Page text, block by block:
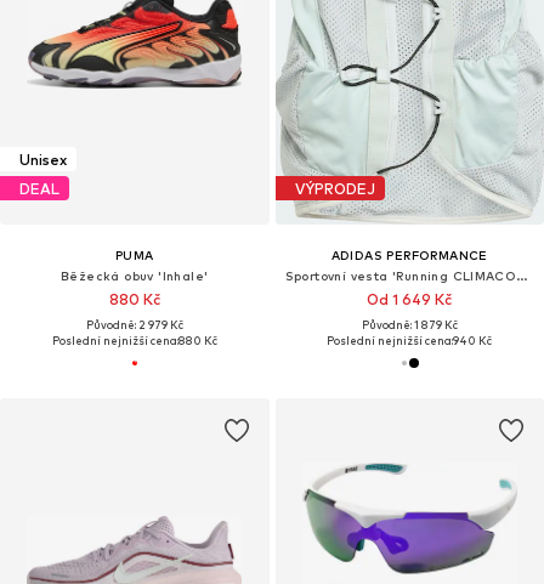
Unisex
DEAL
PUMA
Běžecká obuv 'Inhale'
880 Kč
Původně: 2 979 Kč
Poslední nejnižší cena:880 Kč
VÝPRODEJ
ADIDAS PERFORMANCE
Sportovní vesta 'Running CLIMACOOL'
Od 1 649 Kč
Původně: 1 879 Kč
Poslední nejnižší cena:940 Kč